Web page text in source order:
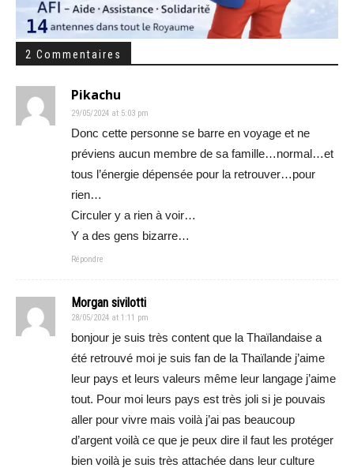
2 Commentaires
Pikachu
29/05/2024 at 5:03 pm
Donc cette personne se barre en voyage et ne
préviens aucun membre de sa famille…normal…et
tous l’énergie dépensée pour la retrouver…pour
rien…
Circuler y a rien à voir…
Y a des gens bizarre…
Répondre
Morgan sivilotti
28/05/2024 at 1:11 pm
bonjour je suis très content que la Thaïlandaise a
été retrouvé moi je suis fan de la Thaïlande j’aime
leur pays et leurs valeurs même leur langage j’aime
tout. Pour moi leurs pays est très joli si je pouvais
aller pour vivre mais voilà j’ai pas beaucoup
d’argent voilà ce que je peux dire il faut les protéger
bien voilà je suis très attachée dans leur culture